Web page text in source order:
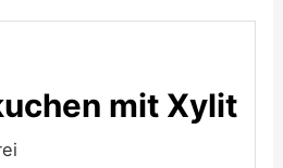
mit Xylit